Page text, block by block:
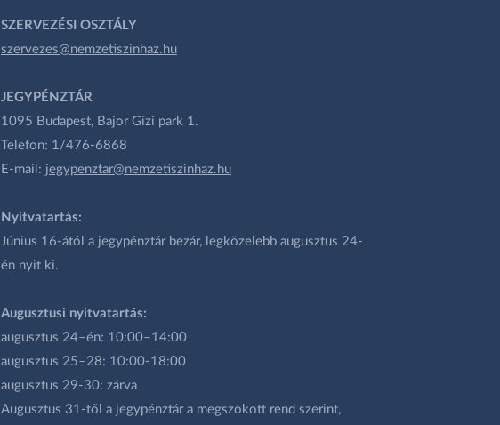
SZERVEZÉSI OSZTÁLY
szervezes@nemzetiszinhaz.hu
JEGYPÉNZTÁR
1095 Budapest, Bajor Gizi park 1.
Telefon: 1/476-6868
E-mail: jegypenztar@nemzetiszinhaz.hu
Nyitvatartás:
Június 16-ától a jegypénztár bezár, legközelebb augusztus 24-
én nyit ki.
Augusztusi nyitvatartás:
augusztus 24–én: 10:00–14:00
augusztus 25–28: 10:00-18:00
augusztus 29-30: zárva
Augusztus 31-től a jegypénztár a megszokott rend szerint,